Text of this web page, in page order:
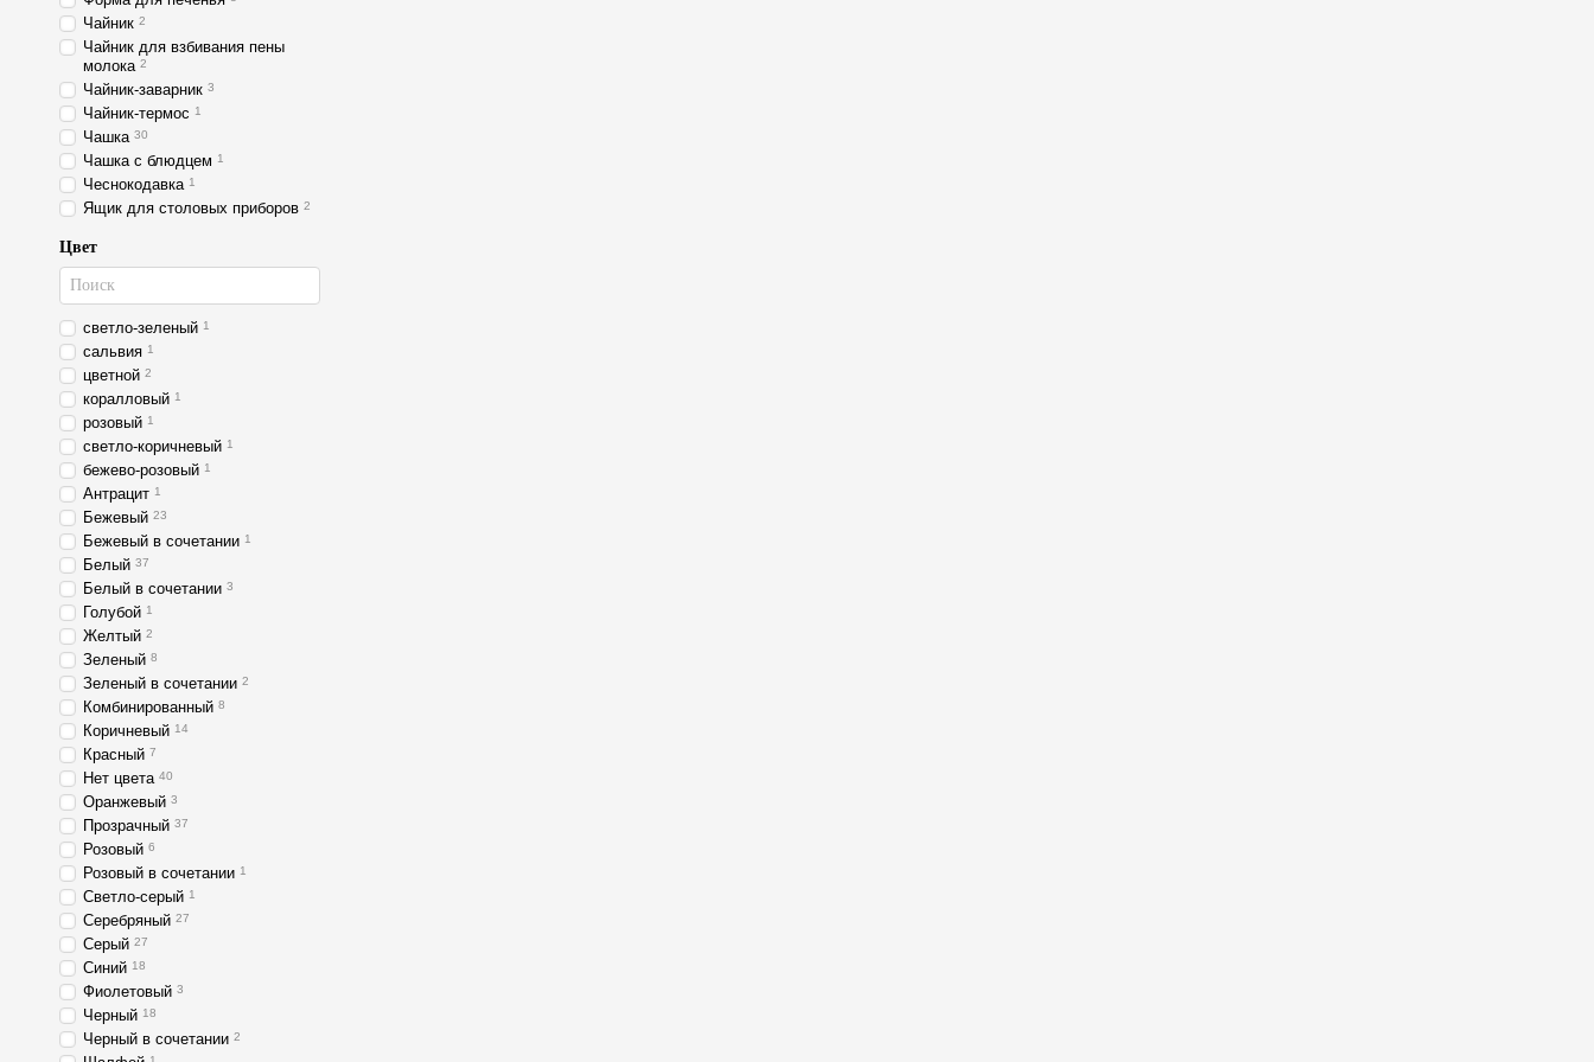
Чайник 2
Чайник для взбивания пены
молока 2
Чайник-заварник 3
Чайник-термос 1
Чашка 30
Чашка с блюдцем 1
Чеснокодавка 1
Ящик для столовых приборов 2
Цвет
светло-зеленый 1
сальвия 1
цветной 2
коралловый 1
розовый 1
светло-коричневый 1
бежево-розовый 1
Антрацит 1
Бежевый 23
Бежевый в сочетании 1
Белый 37
Белый в сочетании 3
Голубой 1
Желтый 2
Зеленый 8
Зеленый в сочетании 2
Комбинированный 8
Коричневый 14
Красный 7
Нет цвета 40
Оранжевый 3
Прозрачный 37
Розовый 6
Розовый в сочетании 1
Светло-серый 1
Серебряный 27
Серый 27
Синий 18
Фиолетовый 3
Черный 18
Черный в сочетании 2